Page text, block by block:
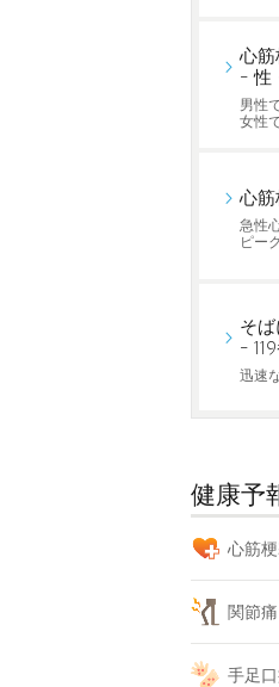
心筋
- 性
男性
女性
心
急性
ピー
そ
-
迅速
健康予
心筋
関節痛
手足